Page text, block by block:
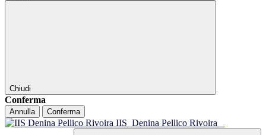
Chiudi
Conferma
Annulla Conferma
IIS Denina Pellico Rivoira